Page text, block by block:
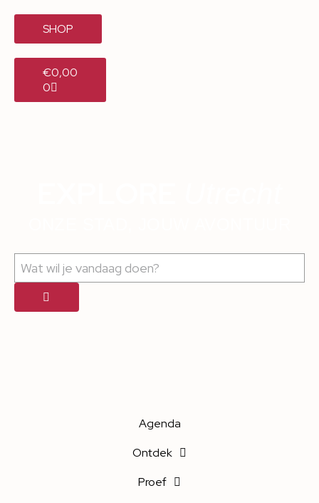
SHOP
€0,00
0
Agenda
Ontdek
Proef